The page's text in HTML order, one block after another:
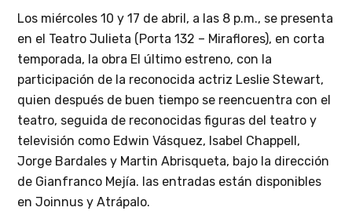
Los miércoles 10 y 17 de abril, a las 8 p.m., se presenta
en el Teatro Julieta (Porta 132 – Miraflores), en corta
temporada, la obra El último estreno, con la
participación de la reconocida actriz Leslie Stewart,
quien después de buen tiempo se reencuentra con el
teatro, seguida de reconocidas figuras del teatro y
televisión como Edwin Vásquez, Isabel Chappell,
Jorge Bardales y Martin Abrisqueta, bajo la dirección
de Gianfranco Mejía. las entradas están disponibles
en Joinnus y Atrápalo.